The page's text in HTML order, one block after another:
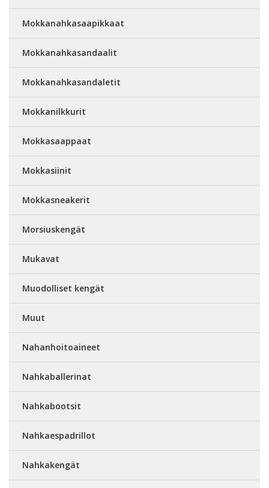
Mokkanahkasaapikkaat
Mokkanahkasandaalit
Mokkanahkasandaletit
Mokkanilkkurit
Mokkasaappaat
Mokkasiinit
Mokkasneakerit
Morsiuskengät
Mukavat
Muodolliset kengät
Muut
Nahanhoitoaineet
Nahkaballerinat
Nahkabootsit
Nahkaespadrillot
Nahkakengät